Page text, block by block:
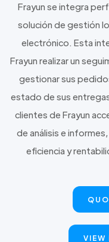
Frayun se integra
solución de gestión
electrónico. Esta
Frayun realizar un
gestionar sus
estado de sus
clientes de Frayun
de análisis e
eficiencia y
VIEW